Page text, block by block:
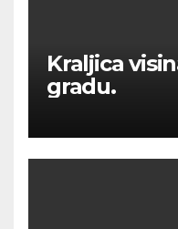
Kraljica
gradu.